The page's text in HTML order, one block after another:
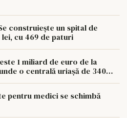
construiește un spital de
cu 469 de paturi
1 miliard de euro de la
o centrală uriașă de 340
pentru medici se schimbă